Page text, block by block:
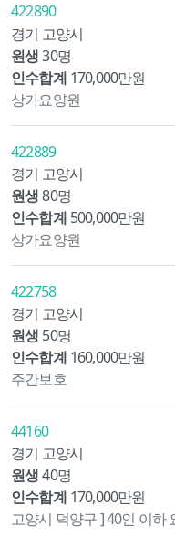
422890
경기 고양시
원생 30명
인수합계 170,000만원
상가요양원
422889
경기 고양시
원생 80명
인수합계 500,000만원
상가요양원
422758
경기 고양시
원생 50명
인수합계 160,000만원
주간보호
44160
경기 고양시
원생 40명
인수합계 170,000만원
고양시 덕양구 ] 40인 이하